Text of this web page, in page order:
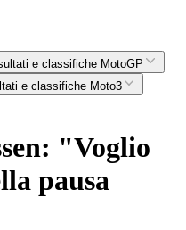
e classifiche MotoGP
e classifiche Moto3
"Voglio
pausa